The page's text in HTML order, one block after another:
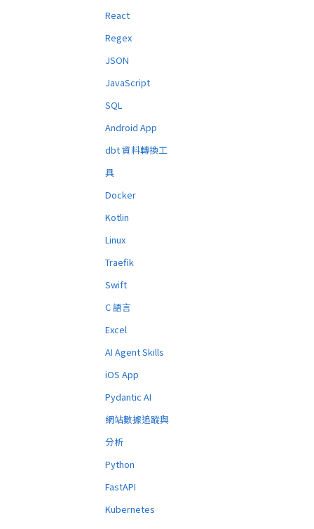
React
Regex
JSON
JavaScript
SQL
Android App
dbt 資料轉換工
具
Docker
Kotlin
Linux
Traefik
Swift
C 語言
Excel
AI Agent Skills
iOS App
Pydantic AI
網站數據追蹤與
分析
Python
FastAPI
Kubernetes